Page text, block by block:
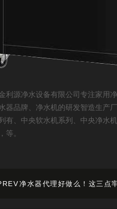
利源净水设备有限公司专注家用
器品牌、净水机的研发智造生产
有、中央软水机系列、中央净水
等。
净水器代理好做么！这三点